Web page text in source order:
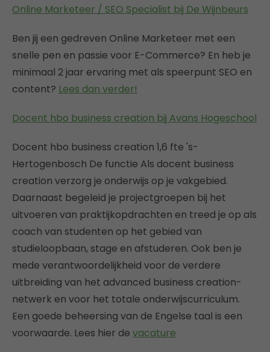
Online Marketeer / SEO Specialist bij De Wijnbeurs
Ben jij een gedreven Online Marketeer met een
snelle pen en passie voor E-Commerce? En heb je
minimaal 2 jaar ervaring met als speerpunt SEO en
content? Lees dan verder!
Docent hbo business creation bij Avans Hogeschool
Docent hbo business creation 1,6 fte 's-
Hertogenbosch De functie Als docent business
creation verzorg je onderwijs op je vakgebied.
Daarnaast begeleid je projectgroepen bij het
uitvoeren van praktijkopdrachten en treed je op als
coach van studenten op het gebied van
studieloopbaan, stage en afstuderen. Ook ben je
mede verantwoordelijkheid voor de verdere
uitbreiding van het advanced business creation-
netwerk en voor het totale onderwijscurriculum.
Een goede beheersing van de Engelse taal is een
voorwaarde. Lees hier de vacature